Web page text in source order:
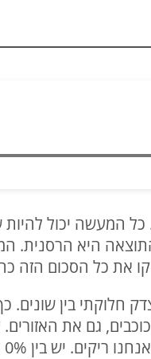
המעשה יכול
התוצאה היא
חלוקתי בין
גם את
בין 0% ל 2% תפוסה".